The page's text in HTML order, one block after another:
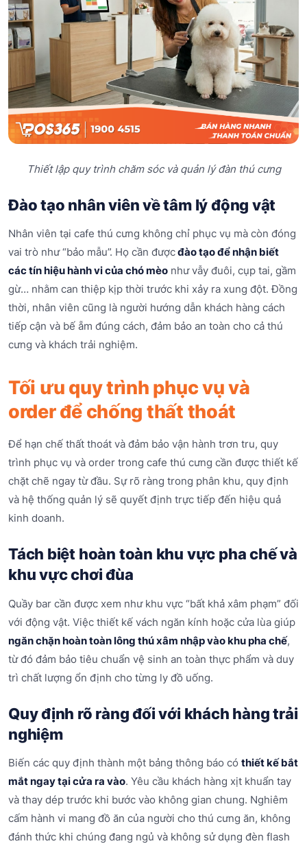
Thiết lập quy trình chăm sóc và quản lý đàn thú cưng
Đào tạo nhân viên về tâm lý động vật
Nhân viên tại cafe thú cưng không chỉ phục vụ mà còn đóng
vai trò như “bảo mẫu”. Họ cần đượcđào tạo để nhận biết
các tín hiệu hành vi của chó mèo như vẫy đuôi, cụp tai, gầm
gừ… nhằm can thiệp kịp thời trước khi xảy ra xung đột. Đồng
thời, nhân viên cũng là người hướng dẫn khách hàng cách
tiếp cận và bế ẵm đúng cách, đảm bảo an toàn cho cả thú
cưng và khách trải nghiệm.
Tối ưu quy trình phục vụ và
order để chống thất thoát
Để hạn chế thất thoát và đảm bảo vận hành trơn tru, quy
trình phục vụ và order trong cafe thú cưng cần được thiết kế
chặt chẽ ngay từ đầu. Sự rõ ràng trong phân khu, quy định
và hệ thống quản lý sẽ quyết định trực tiếp đến hiệu quả
kinh doanh.
Tách biệt hoàn toàn khu vực pha chế và
khu vực chơi đùa
Quầy bar cần được xem như khu vực “bất khả xâm phạm” đối
với động vật. Việc thiết kế vách ngăn kính hoặc cửa lùa giúp
ngăn chặn hoàn toàn lông thú xâm nhập vào khu pha chế,
từ đó đảm bảo tiêu chuẩn vệ sinh an toàn thực phẩm và duy
trì chất lượng ổn định cho từng ly đồ uống.
Quy định rõ ràng đối với khách hàng trải
nghiệm
Biến các quy định thành một bảng thông báo có thiết kế bắt
mắt ngay tại cửa ra vào. Yêu cầu khách hàng xịt khuẩn tay
và thay dép trước khi bước vào không gian chung. Nghiêm
cấm hành vi mang đồ ăn của người cho thú cưng ăn, không
đánh thức khi chúng đang ngủ và không sử dụng đèn flash